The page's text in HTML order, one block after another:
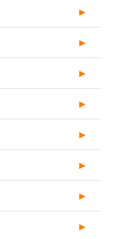
►
►
►
►
►
►
►
►